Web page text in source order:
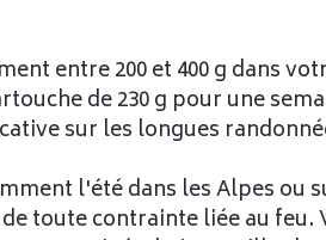
entre 200 et 400 g dans
de 230 g pour une
sur les longues
l'été dans les Alpes ou
toute contrainte liée au feu.